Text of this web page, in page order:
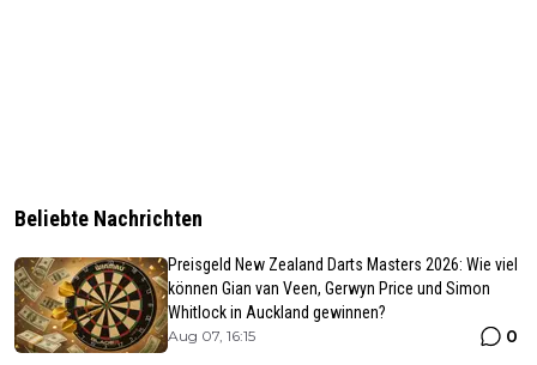
Beliebte Nachrichten
Preisgeld New Zealand Darts Masters 2026: Wie viel
können Gian van Veen, Gerwyn Price und Simon
Whitlock in Auckland gewinnen?
Aug 07, 16:15 0